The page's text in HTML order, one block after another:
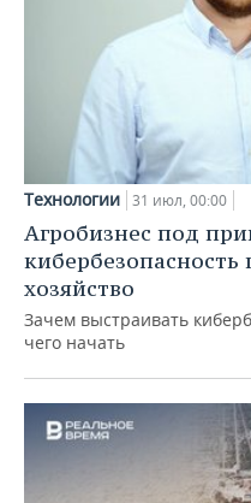
Технологии 31 июл, 00:00
Агробизнес под
кибербезопасность
хозяйство
Зачем выстраивать
чего начать